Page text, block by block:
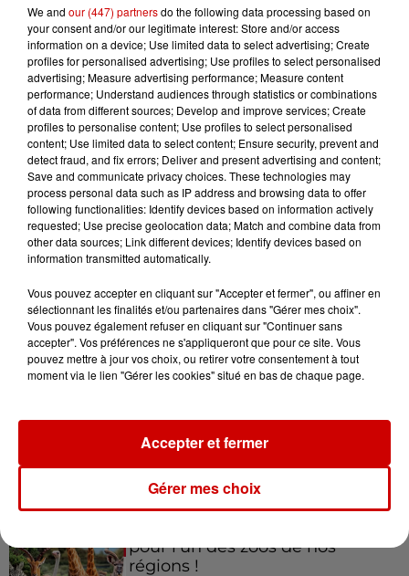
cambriolée, deux...
10h20
Incendies suspects en Deux-
Sèvres et en Maine-et-Loire :
un...
8h49
Rennes : enquête ouverte après
un accident impliquant un
conducteur...
Jeux Voir plus
festival Marché Gourmand 2026
à Coulon !
pour l'un des zoos de nos
régions !
We and our (447) partnersdo the following data processing based on
your consent and/or our legitimate interest: Store and/or access
information on a device; Use limited data to select advertising; Create
profiles for personalised advertising; Use profiles to select personalised
advertising; Measure advertising performance; Measure content
performance; Understand audiences through statistics or combinations
of data from different sources; Develop and improve services; Create
profiles to personalise content; Use profiles to select personalised
content; Use limited data to select content; Ensure security, prevent and
detect fraud, and fix errors; Deliver and present advertising and content;
Save and communicate privacy choices. These technologies may
process personal data such as IP address and browsing data to offer
following functionalities: Identify devices based on information actively
requested; Use precise geolocation data; Match and combine data from
other data sources; Link different devices; Identify devices based on
information transmitted automatically.
Vous pouvez accepter en cliquant sur "Accepter et fermer", ou affiner en
sélectionnant les finalités et/ou partenaires dans "Gérer mes choix".
Vous pouvez également refuser en cliquant sur "Continuer sans
accepter". Vos préférences ne s'appliqueront que pour ce site. Vous
pouvez mettre à jour vos choix, ou retirer votre consentement à tout
moment via le lien "Gérer les cookies" situé en bas de chaque page.
Gérer mes choix
Accepter et fermer